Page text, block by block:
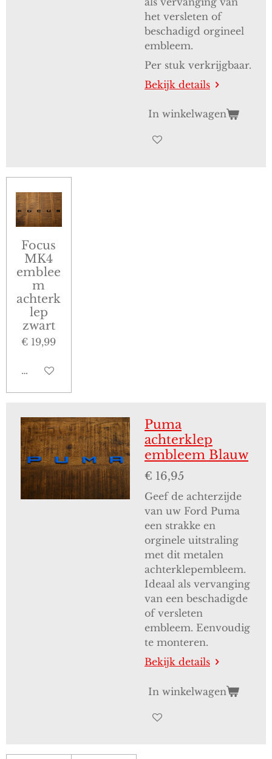
het versleten of
beschadigd orgineel
embleem.
Per stuk verkrijgbaar.
Bekijk details
In winkelwagen
Focus
MK4
emblee
m
achterk
lep
zwart
€ 19,99
In winkelwagen
Puma
achterklep
embleem Blauw
€ 16,95
Geef de achterzijde
van uw Ford Puma
een strakke en
orginele uitstraling
met dit metalen
achterklepembleem.
Ideaal als vervanging
van een beschadigde
of versleten
embleem. Eenvoudig
te monteren.
Bekijk details
In winkelwagen